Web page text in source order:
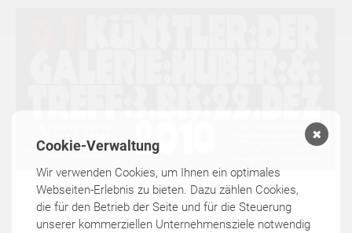
KATALOGE
KONTAKT
270 indoor
Cookie-Verwaltung
Wir verwenden Cookies, um Ihnen ein optimales
Webseiten-Erlebnis zu bieten. Dazu zählen Cookies,
die für den Betrieb der Seite und für die Steuerung
unserer kommerziellen Unternehmensziele notwendig
✖